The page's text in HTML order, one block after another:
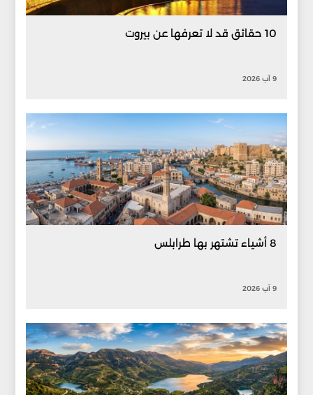
10 حقائق قد لا تعرفها عن بيروت
9 آب 2026
8 أشياء تشتهر بها طرابلس
9 آب 2026